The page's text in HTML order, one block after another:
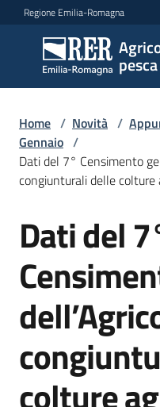
Vai al contenuto
Vai alla navigazione
Vai al footer
Regione Emilia-Romagna
pesca
caccia e
pesca
Argomenti
Novità
Servizi
Leggi
atti
bandi
Home / Novità /
Gennaio /
Dati del 7° Censimento
congiunturali delle
Salta al contenuto
Dati del